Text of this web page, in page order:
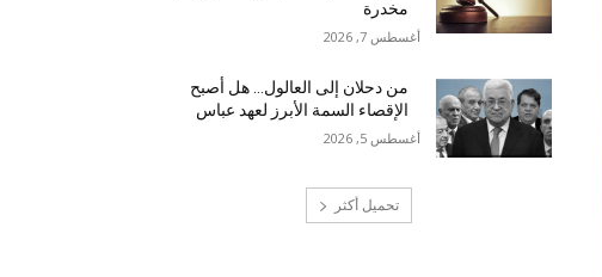
مخدرة
أغسطس 7, 2026
من دحلان إلى العالول… هل أصبح
الإقصاء السمة الأبرز لعهد عباس
أغسطس 5, 2026
تحميل أكثر